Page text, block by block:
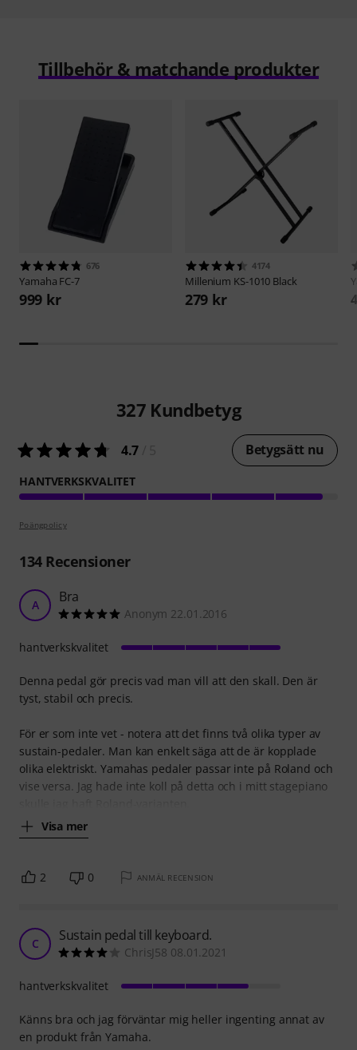
Tillbehör & matchande produkter
676
Yamaha FC-7
999 kr
4174
Millenium KS-1010 Black
279 kr
327 Kundbetyg
4.7 Betygsätt nu
HANTVERKSKVALITET
Poängpolicy
134Recensioner
A Bra
Anonym 22.01.2016
Denna pedal gör precis vad man vill att den skall. Den är
tyst, stabil och precis.
För er som inte vet - notera att det finns två olika typer av
sustain-pedaler. Man kan enkelt säga att de är kopplade
olika elektriskt. Yamahas pedaler passar inte på Roland och
vise versa. Jag hade inte koll på detta och i mitt stagepiano
Visa mer
hantverkskvalitet
2 0 ANMÄL RECENSION
C Sustain pedal till keyboard.
ChrisJ58 08.01.2021
Känns bra och jag förväntar mig heller ingenting annat av
en produkt från Yamaha.
hantverkskvalitet